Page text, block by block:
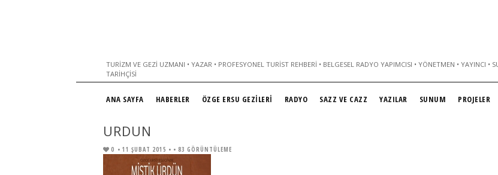
TURIZM VE GEZI UZMANI • YAZAR • PROFESYONEL TURIST REHBERI • BELGESEL RADYO YAPIMCISI • YÖNETMEN • YAYINCI •
TARIHÇISI
ANA SAYFA HABERLER ÖZGE ERSU GEZİLERİ RADYO SAZZ VE CAZZ YAZILAR SUNUM PROJELER
URDUN
0 • 11 ŞUBAT 2015 • • 83 GÖRÜNTÜLEME